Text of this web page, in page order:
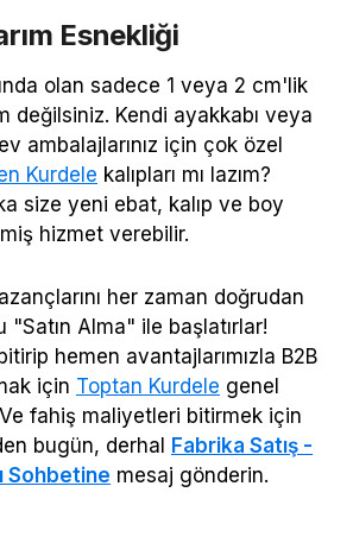
Esnekliği
olan sadece 1 veya 2 cm'lik
değilsiniz. Kendi ayakkabı veya
ambalajlarınız için çok özel
Kurdele kalıpları mı lazım?
size yeni ebat, kalıp ve boy
hizmet verebilir.
her zaman doğrudan
"Satın Alma" ile başlatırlar!
hemen avantajlarımızla B2B
için Toptan Kurdele genel
Ve fahiş maliyetleri bitirmek için
bugün, derhal Fabrika Satış -
Sohbetine mesaj gönderin.